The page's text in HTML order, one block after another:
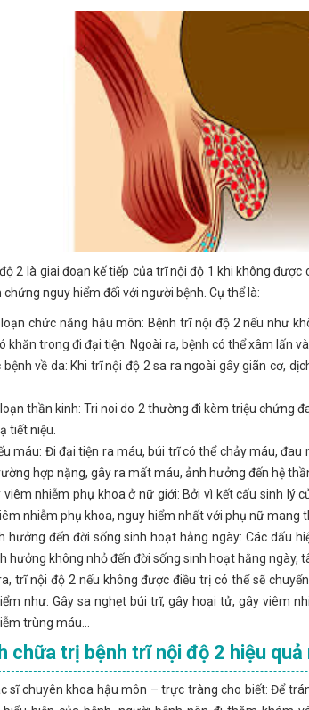
2 là giai đoạn kế tiếp của trĩ nội độ 1 khi không được
chứng nguy hiểm đối với người bệnh. Cụ thể là:
loạn chức năng hậu môn: Bệnh trĩ nội độ 2 nếu như
khăn trong đi đại tiện. Ngoài ra, bệnh có thể xâm lấn
bệnh về da: Khi trĩ nội độ 2 sa ra ngoài gây giãn cơ,
loạn thần kinh: Tri noi do 2 thường đi kèm triệu chứng
tiết niệu.
máu: Đi đại tiện ra máu, búi trĩ có thể chảy máu,
hợp nặng, gây ra mất máu, ảnh hưởng đến hệ
viêm nhiễm phụ khoa ở nữ giới: Bởi vì kết cấu sinh lý
nhiễm phụ khoa, nguy hiểm nhất với phụ nữ mang
hưởng đến đời sống sinh hoạt hằng ngày: Các dấu
hưởng không nhỏ đến đời sống sinh hoạt hằng ngày,
trĩ nội độ 2 nếu không được điều trị có thể sẽ
như: Gây sa nghẹt búi trĩ, gây hoại tử, gây viêm
trùng máu...
chữa trị bệnh trĩ nội độ 2 hiệu quả
sĩ chuyên khoa hậu môn – trực tràng cho biết: Để